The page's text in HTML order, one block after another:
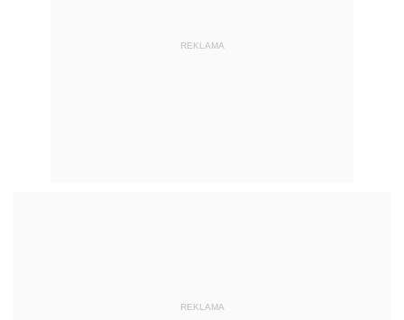
REKLAMA
REKLAMA